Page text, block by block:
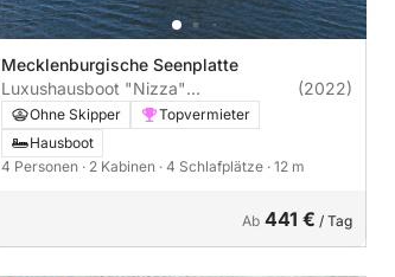
Mecklenburgische Seenplatte
Luxushausboot "Nizza"
Führerscheinfrei (Charterschein)
(2022)
Ohne Skipper
Topvermieter
Hausboot
4 Personen · 2 Kabinen · 4 Schlafplätze · 12 m
Ab 441 € / Tag